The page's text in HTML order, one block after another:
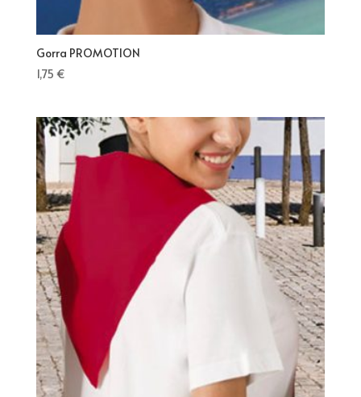
Gorra PROMOTION
1,75 €